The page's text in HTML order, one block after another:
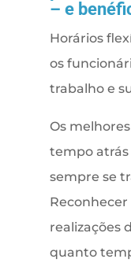
– e
Horários
os
trabalho e
Os
tempo atrás
sempre se
realizações
quanto